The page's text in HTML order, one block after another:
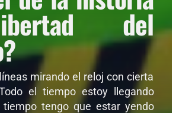
del
mirando el reloj con cierta
el tiempo estoy llegando
tengo que estar yendo